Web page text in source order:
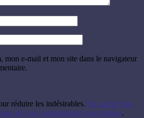
mon e-mail et mon site dans le navigateur
réduire les indésirables. En savoir plus
de vos commentaires sont traitées.